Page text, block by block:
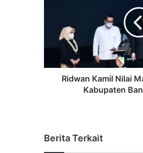
Ridwan Kamil Nilai
Kabupaten
Berita Terkait